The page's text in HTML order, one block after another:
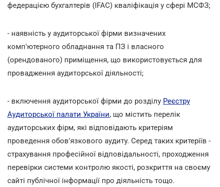
федерацією бухгалтерів (IFAC) кваліфікація у сфері МСФЗ;
- наявність у аудиторської фірми визначених
комп'ютерного обладнання та ПЗ і власного
(орендованого) приміщення, що використовується для
провадження аудиторської діяльності;
- включення аудиторської фірми до розділу Реєстру
Аудиторської палати України, що містить перелік
аудиторських фірм, які відповідають критеріям
проведення обов'язкового аудиту. Серед таких критеріїв -
страхування професійної відповідальності, проходження
перевірки системи контролю якості, розкриття на своєму
сайті публічної інформації про діяльність тощо.